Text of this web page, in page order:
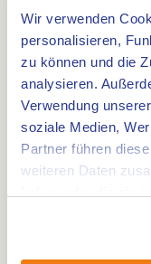
Wir verwenden
personalisieren,
zu können und die
analysieren.
Verwendung
soziale Medien,
Partner führen
weiteren Daten
Stelle in
spät abends für
Mittag- oder
Gerichte werden
Mittagessen
Die Mittagskarte
knusprige